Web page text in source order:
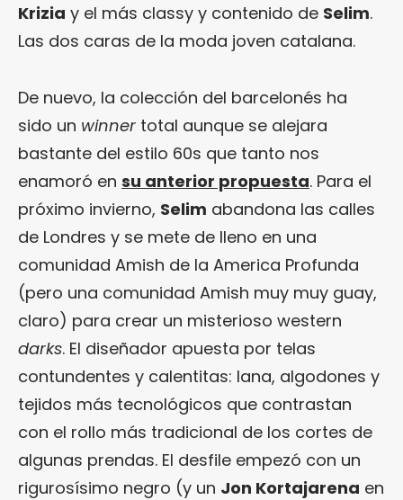
Krizia y el más classy y contenido de Selim.
Las dos caras de la moda joven catalana.
De nuevo, la colección del barcelonés ha
sido un winner total aunque se alejara
bastante del estilo 60s que tanto nos
enamoró en su anterior propuesta. Para el
próximo invierno, Selim abandona las calles
de Londres y se mete de lleno en una
comunidad Amish de la America Profunda
(pero una comunidad Amish muy muy guay,
claro) para crear un misterioso western
darks. El diseñador apuesta por telas
contundentes y calentitas: lana, algodones y
tejidos más tecnológicos que contrastan
con el rollo más tradicional de los cortes de
algunas prendas. El desfile empezó con un
rigurosísimo negro (y un Jon Kortajarena en